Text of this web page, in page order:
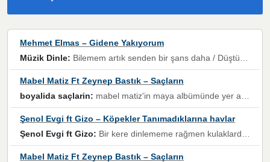
Mehmet Elmas – Gidene Yakıyorum
Müzik Dinle: Bilemem artık senden bir şans daha / Düştüğün zaman ben olmayacağım yanında” dizeleri, artık geçmişin tekrarına izin verilmeyeceğini, kişisel sınırların çizildiğini gösteriyor.
Mabel Matiz Ft Zeynep Bastık – Saçların
boyalida saçlarin: mabel matiz'in maya albümünde yer alan güzellerden. parça da şarkı hani! müzikal altyapısına vurulduğum, sözlerinde kaybolduğum bir parça olmuş.
Şenol Evgi ft Gizo – Köpekler Tanımadıklarına havlar
Şenol Evgi ft Gizo: Bir kere dinlememe rağmen kulaklardan gitmiyor sen sen sen sen kurban ol sen sen sen sen hayran ol yükses ses müzik dinleme sebebisiniz canlar bomba gibi patladınız maşallah
Mabel Matiz Ft Zeynep Bastık – Saçların